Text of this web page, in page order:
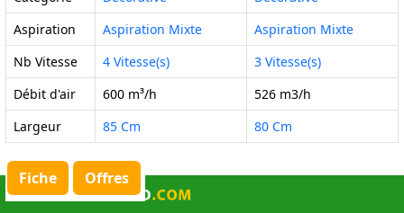
Aspiration
Aspiration Mixte
Aspiration Mixte
Nb Vitesse
4 Vitesse(s)
3 Vitesse(s)
Débit d'air
600 m³/h
526 m3/h
Largeur
85 Cm 80 Cm
Offres
Fiche